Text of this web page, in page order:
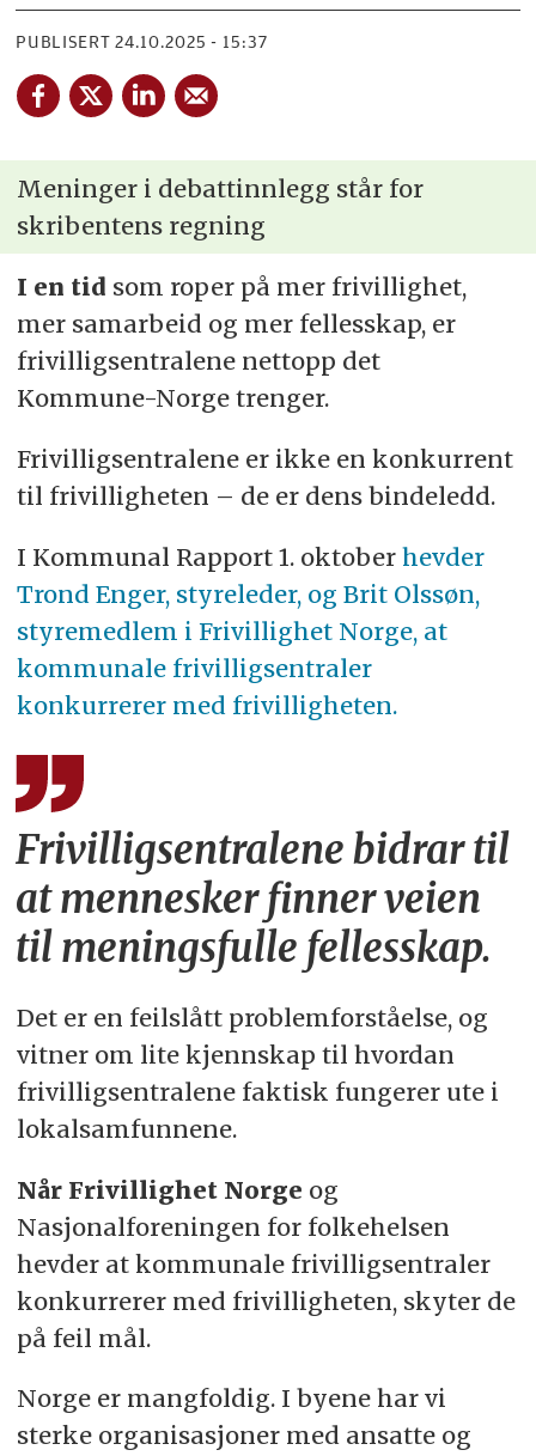
PUBLISERT 24.10.2025 - 15:37
Meninger i debattinnlegg står for
skribentens regning
I en tid som roper på mer frivillighet,
mer samarbeid og mer fellesskap, er
frivilligsentralene nettopp det
Kommune-Norge trenger.
Frivilligsentralene er ikke en konkurrent
til frivilligheten – de er dens bindeledd.
I Kommunal Rapport 1. oktober hevder
Trond Enger, styreleder, og Brit Olssøn,
styremedlem i Frivillighet Norge, at
kommunale frivilligsentraler
konkurrerer med frivilligheten.
Frivilligsentralene bidrar til
at mennesker finner veien
til meningsfulle fellesskap.
Det er en feilslått problemforståelse, og
vitner om lite kjennskap til hvordan
frivilligsentralene faktisk fungerer ute i
lokalsamfunnene.
Når Frivillighet Norge og
Nasjonalforeningen for folkehelsen
hevder at kommunale frivilligsentraler
konkurrerer med frivilligheten, skyter de
på feil mål.
Norge er mangfoldig. I byene har vi
sterke organisasjoner med ansatte og